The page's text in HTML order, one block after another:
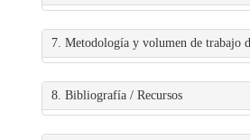
7. Metodología y volumen de trabajo
8. Bibliografía / Recursos